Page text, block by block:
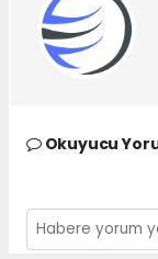
Okuyucu